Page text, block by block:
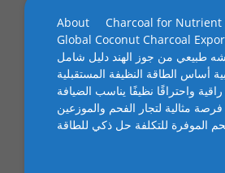
About Charcoal for Nutrient
Global Coconut Charcoal
طبيعي من جوز الهند دليل شامل
أساس الطاقة النظيفة المستقبلية
واحتراقًا نظيفًا يناسب الضيافة
مثالية لتجار الفحم والموزعين
الموفرة للتكلفة حل ذكي للطاقة